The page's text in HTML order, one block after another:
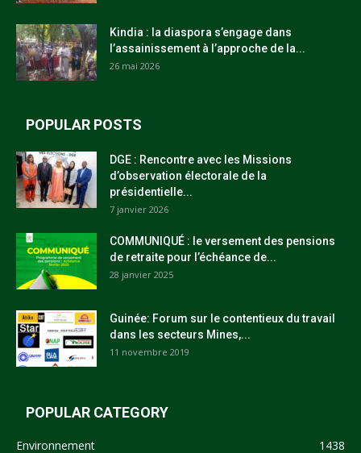
Kindia : la diaspora s’engage dans
l’assainissement à l’approche de la...
26 mai 2026
POPULAR POSTS
DGE : Rencontre avec les Missions
d’observation électorale de la
présidentielle...
7 janvier 2026
COMMUNIQUÉ : le versement des pensions
de retraite pour l’échéance de...
28 janvier 2025
Guinée: Forum sur le contentieux du travail
dans les secteurs Mines,...
11 novembre 2019
POPULAR CATEGORY
Environnement
1438